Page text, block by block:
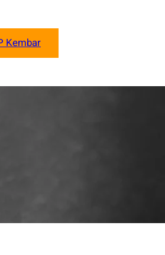
Kembar